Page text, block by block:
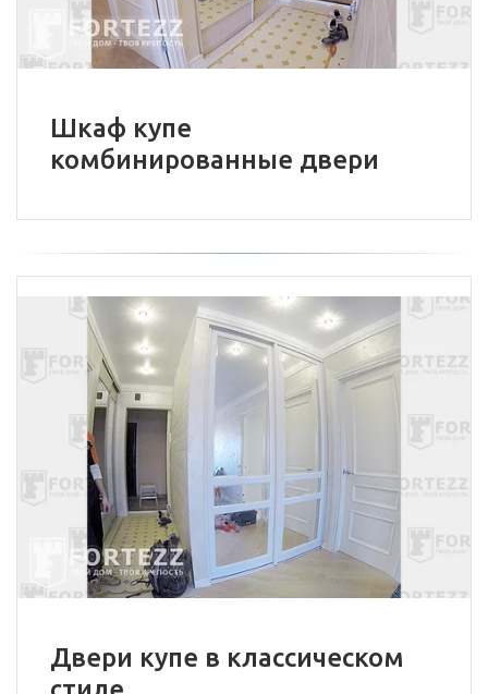
Шкаф купе
комбинированные двери
Двери купе в классическом